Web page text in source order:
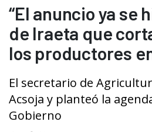
“El anuncio ya se
de Iraeta que
los productores
El secretario de
Acsoja y planteó la
Gobierno